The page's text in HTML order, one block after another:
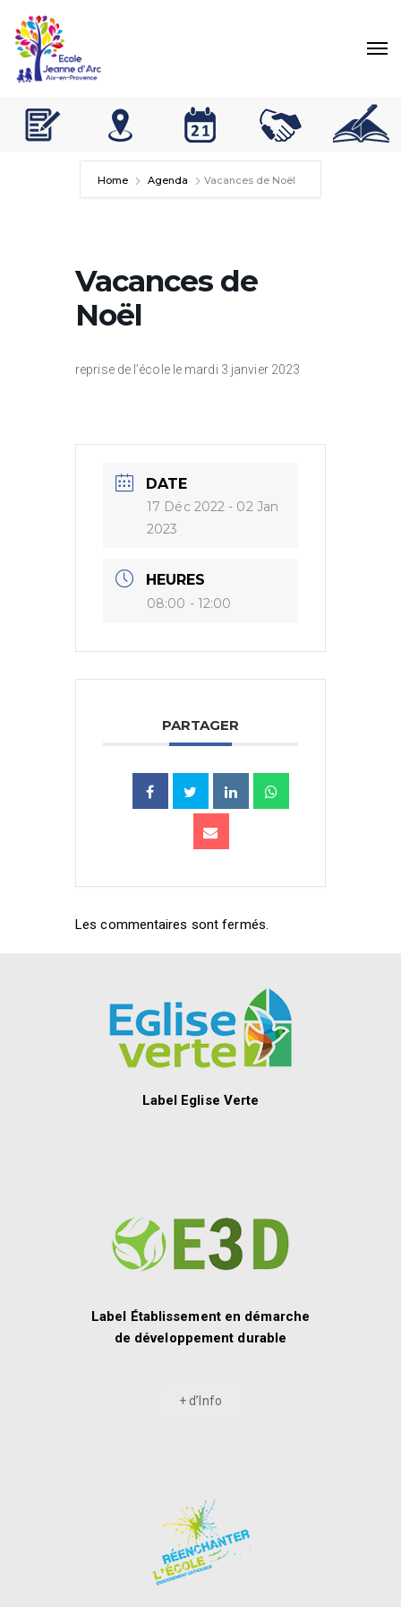
Home Agenda Vacances de Noël
Vacances de
Noël
reprise de l’école le mardi 3 janvier 2023
DATE
17 Déc 2022 - 02 Jan
2023
HEURES
08:00 - 12:00
PARTAGER
Les commentaires sont fermés.
Label Eglise Verte
Label Établissement en démarche
de développement durable
+ d’Info